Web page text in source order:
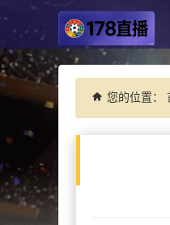
您的位置：